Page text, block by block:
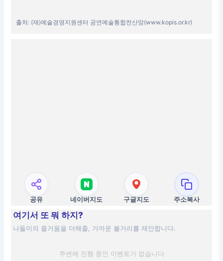
출처: (재)예술경영지원센터 공연예술통합전산망(www.kopis.or.kr)
공유 네이버지도 구글지도 주소복사
여기서 또 뭐 하지?
나들이의 즐거움을 더해줄, 가까운 볼거리를 제안합니다.
주변에 진행 중인 이벤트가 없습니다